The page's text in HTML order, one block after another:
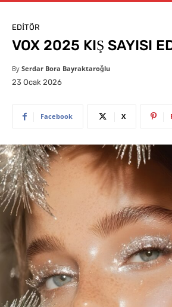
EDITÖR
VOX 2025 KIŞ SAYISI
By Serdar Bora Bayraktaroğlu
23 Ocak 2026
Facebook X